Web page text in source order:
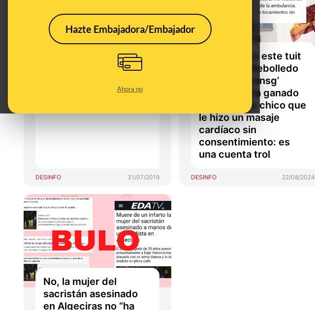
Hazte Embajadora/Embajador
Ahora no
evidencia de que
infarto "ayude a
DESINFO 31/07/2019
Cuidado con este tuit
de Jacinta Rebolledo
‘republicatransg’
sobre que ha ganado
el juicio a un chico que
le hizo un masaje
cardíaco sin
consentimiento: es
una cuenta trol
DESINFO 22/08/2024
No, la mujer del
sacristán asesinado
en Algeciras no “ha